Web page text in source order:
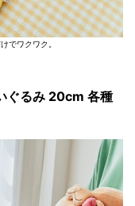
でワクワク。
ぐるみ 20cm 各種